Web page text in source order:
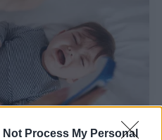
Not Process My Personal